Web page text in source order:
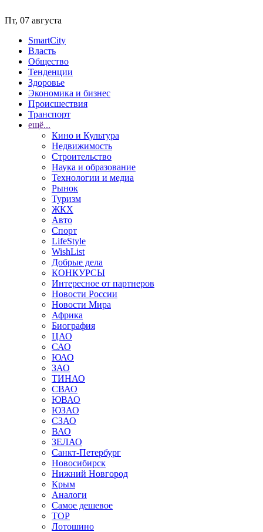
Пт, 07 августа
SmartCity
Власть
Общество
Тенденции
Здоровье
Экономика и бизнес
Происшествия
Транспорт
ещё...
Кино и Культура
Недвижимость
Строительство
Наука и образование
Технологии и медиа
Рынок
Туризм
ЖКХ
Авто
Спорт
LifeStyle
WishList
Добрые дела
КОНКУРСЫ
Интересное от партнеров
Новости России
Новости Мира
Африка
Биография
ЦАО
САО
ЮАО
ЗАО
ТИНАО
СВАО
ЮВАО
ЮЗАО
СЗАО
ВАО
ЗЕЛАО
Санкт-Петербург
Новосибирск
Нижний Новгород
Крым
Аналоги
Самое дешевое
TOP
Лотошино